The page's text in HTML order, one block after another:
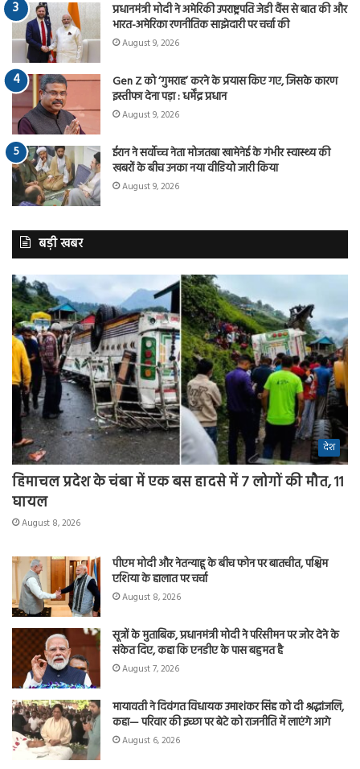
प्रधानमंत्री मोदी ने अमेरिकी उपराष्ट्रपति जेडी वैंस से बात की और
भारत-अमेरिका रणनीतिक साझेदारी पर चर्चा की
August 9, 2026
Gen Z को ‘गुमराह’ करने के प्रयास किए गए, जिसके कारण
इस्तीफा देना पड़ा : धर्मेंद्र प्रधान
August 9, 2026
ईरान ने सर्वोच्च नेता मोजतबा खामेनेई के गंभीर स्वास्थ्य की
खबरों के बीच उनका नया वीडियो जारी किया
August 9, 2026
बड़ी खबर
देश
हिमाचल प्रदेश के चंबा में एक बस हादसे में 7 लोगों की मौत, 11
घायल
August 8, 2026
पीएम मोदी और नेतन्याहू के बीच फोन पर बातचीत, पश्चिम
एशिया के हालात पर चर्चा
August 8, 2026
सूत्रों के मुताबिक, प्रधानमंत्री मोदी ने परिसीमन पर जोर देने के
संकेत दिए, कहा कि एनडीए के पास बहुमत है
August 7, 2026
मायावती ने दिवंगत विधायक उमाशंकर सिंह को दी श्रद्धांजलि,
कहा— परिवार की इच्छा पर बेटे को राजनीति में लाएंगे आगे
August 6, 2026